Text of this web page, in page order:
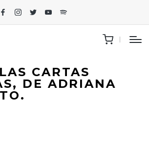
CARTAS
DE ADRIANA